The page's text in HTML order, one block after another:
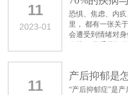
11
2023-01
恐惧、焦虑、内
里， 都有一张关
会遭受到情绪对
11
“产后抑郁症”是